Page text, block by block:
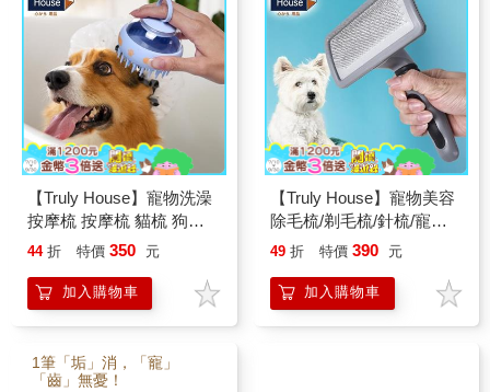
【Truly House】寵物洗澡
按摩梳 按摩梳 貓梳 狗梳
梳毛 梳子 矽膠(兩款任選)
44 折 特價 350 元
加入購物車
【Truly House】寵物美容
除毛梳/剃毛梳/針梳/寵物
梳/狗梳/貓梳
49 折 特價 390 元
加入購物車
1筆「垢」消，「寵」
「齒」無憂！